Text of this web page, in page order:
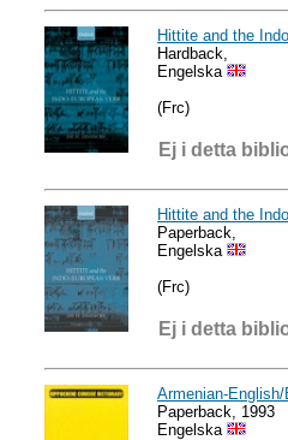
Hittite and the
Hardback,
Engelska
(Frc)
Ej i detta
Hittite and the
Paperback,
Engelska
(Frc)
Ej i detta
Armenian-
Paperback, 1993
Engelska